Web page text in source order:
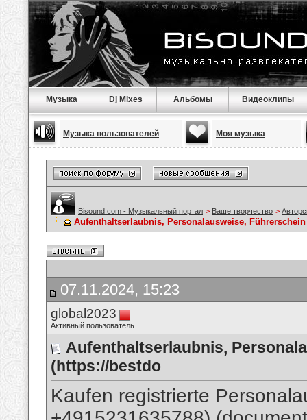
Музыка Dj Mixes Альбомы Видеоклипы
Музыка пользователей Моя музыка
Bisound.com - Музыкальный портал > Ваше творчество >
Aufenthaltserlaubnis, Personalausweise, Führerschein
07.11.2024, 15:23
global2023
Активный пользователь
Aufenthaltserlaubnis,
(https://bestdo
Kaufen registrierte